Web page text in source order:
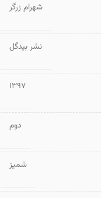
شهرام زرگر
نشر بیدگل
1397
دوم
شمیز